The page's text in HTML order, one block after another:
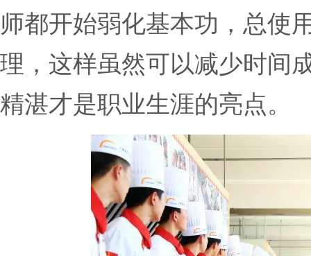
师都开始弱化基本功，总使
理，这样虽然可以减少时间
精湛才是职业生涯的亮点。